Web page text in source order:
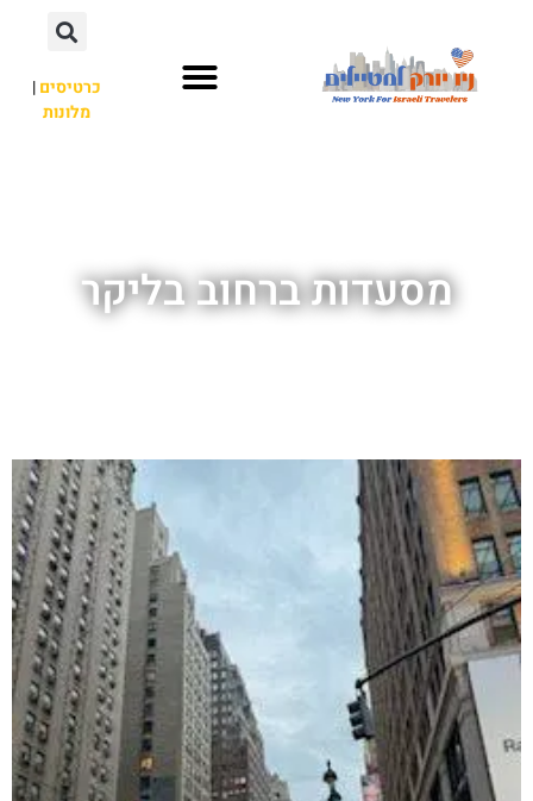
כרטיסים|
מלונות
מסעדות ברחוב בליקר